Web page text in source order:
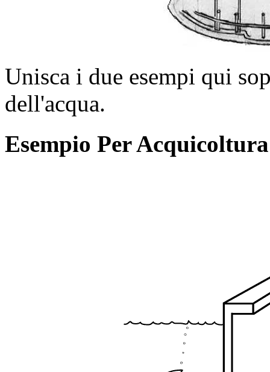
Unisca i due esempi qui
dell'acqua.
Esempio Per Acquicoltura